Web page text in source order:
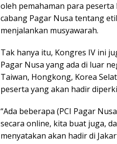
oleh pemahaman para
cabang Pagar Nusa tentang
menjalankan musyawarah.
Tak hanya itu, Kongres IV ini
Pagar Nusa yang ada di luar
Taiwan, Hongkong, Korea
peserta yang akan hadir
“Ada beberapa (PCI Pagar
secara online, kita buat juga,
menyatakan akan hadir di